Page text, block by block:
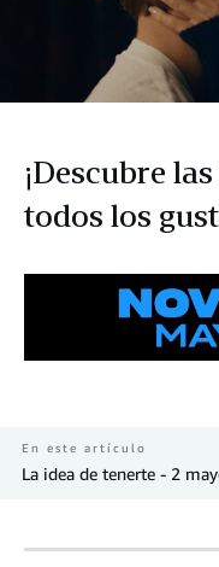
¡Descubre
todos los
En este artículo
La idea de tenerte - 2